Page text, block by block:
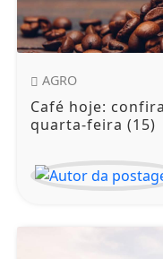
AGRO
Café hoje:
quarta-feira (15)